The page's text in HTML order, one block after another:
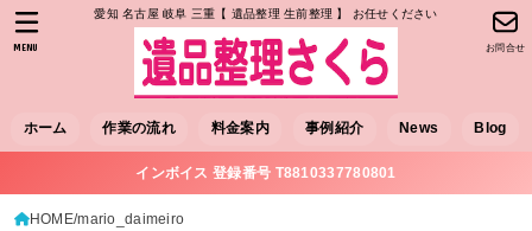
愛知 名古屋 岐阜 三重【 遺品整理 生前整理 】 お任せください
ホーム 作業の流れ 料金案内 事例紹介 News Blog
お問合せ
MENU
インボイス 登録番号 T8810337780801
HOME mario_daimeiro